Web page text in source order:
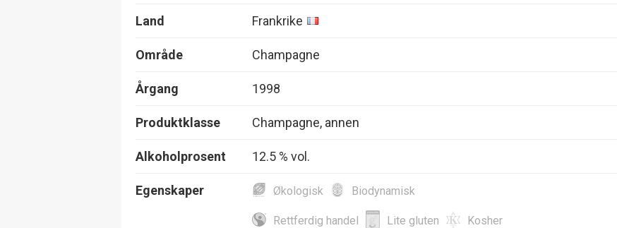
Land Frankrike
Område Champagne
Årgang 1998
Produktklasse Champagne, annen
Alkoholprosent 12.5 % vol.
Egenskaper Økologisk Biodynamisk
Rettferdig handel Lite gluten Kosher